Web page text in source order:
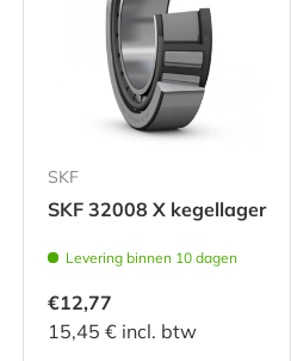
SKF
SKF 32008 X kegellager
Levering binnen 10 dagen
€12,77
15,45 € incl. btw